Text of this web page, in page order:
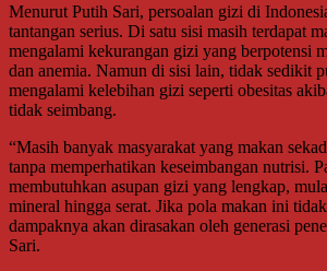
Menurut Putih Sari, persoalan gizi di
tantangan serius. Di satu sisi masih terdapat
mengalami kekurangan gizi yang berpotensi
dan anemia. Namun di sisi lain, tidak sedikit
mengalami kelebihan gizi seperti obesitas
tidak seimbang.
“Masih banyak masyarakat yang makan
tanpa memperhatikan keseimbangan nutrisi.
membutuhkan asupan gizi yang lengkap,
mineral hingga serat. Jika pola makan ini
dampaknya akan dirasakan oleh generasi
Sari.